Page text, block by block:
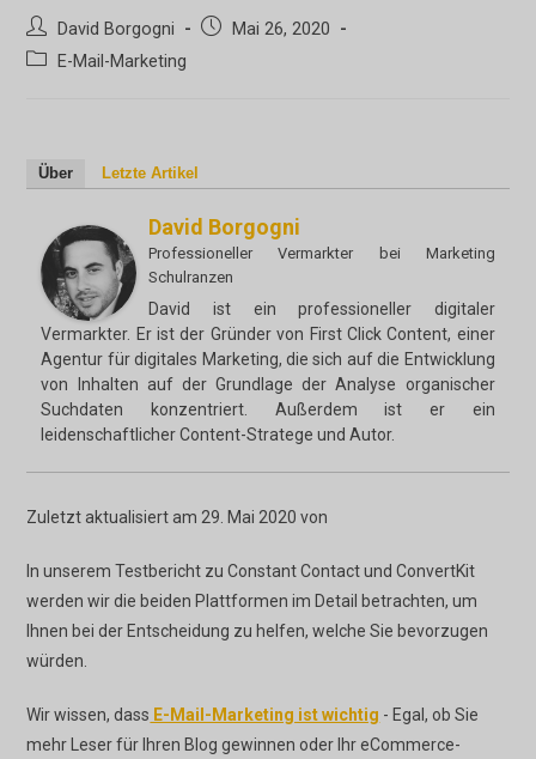
Beitrags-
Autor:
David Borgogni
BeitragMai 26, 2020
Beitrags-E-Mail-Marketing
Über Letzte Artikel
David Borgogni
Professioneller Vermarkter bei Marketing
Schulranzen
David ist ein professioneller digitaler
Vermarkter. Er ist der Gründer von First Click Content, einer
Agentur für digitales Marketing, die sich auf die Entwicklung
von Inhalten auf der Grundlage der Analyse organischer
Suchdaten konzentriert. Außerdem ist er ein
leidenschaftlicher Content-Stratege und Autor.
Zuletzt aktualisiert am 29. Mai 2020 von
In unserem Testbericht zu Constant Contact und ConvertKit
werden wir die beiden Plattformen im Detail betrachten, um
Ihnen bei der Entscheidung zu helfen, welche Sie bevorzugen
würden.
Wir wissen, dass E-Mail-Marketing ist wichtig - Egal, ob Sie
mehr Leser für Ihren Blog gewinnen oder Ihr eCommerce-